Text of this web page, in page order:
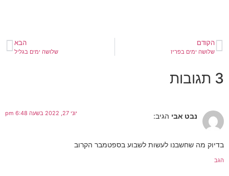
הקודם
שלושה ימים בפריז
הבא
שלושה ימים בגליל
3 תגובות
נבט אבי הגיב: יוני 27, 2022 בשעה 6:48 pm
בדיוק מה שחשבנו לעשות לשבוע בספטמבר הקרוב
הגב